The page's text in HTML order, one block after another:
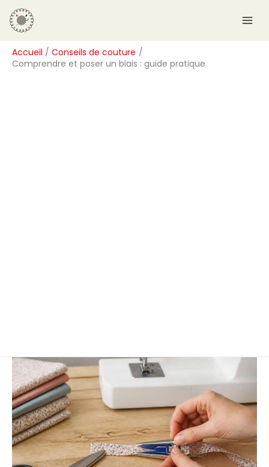
Aller
au
contenu
Accueil
Conseils de couture
Comprendre et poser un biais : guide pratique
R
e
c
h